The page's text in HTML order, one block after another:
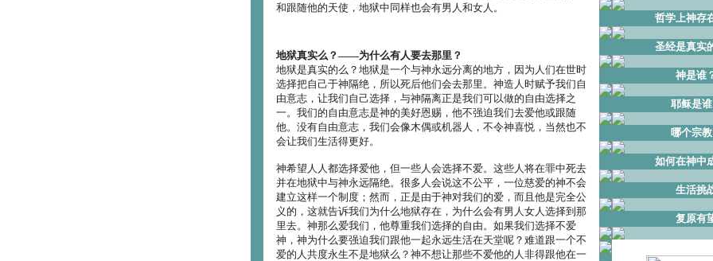
和跟随他的天使，地狱中同样也会有男人和女人。
地狱真实么？――为什么有人要去那里？
地狱是真实的么？地狱是一个与神永远分离的地方，因为人们在世时
选择把自己于神隔绝，所以死后他们会去那里。神造人时赋予我们自
由意志，让我们自己选择，与神隔离正是我们可以做的自由选择之
一。我们的自由意志是神的美好恩赐，他不强迫我们去爱他或跟随
他。没有自由意志，我们会像木偶或机器人，不令神喜悦，当然也不
会让我们生活得更好。
神希望人人都选择爱他，但一些人会选择不爱。这些人将在罪中死去
并在地狱中与神永远隔绝。很多人会说这不公平，一位慈爱的神不会
建立这样一个制度；然而，正是由于神对我们的爱，而且他是完全公
义的，这就告诉我们为什么地狱存在，为什么会有男人女人选择到那
里去。神那么爱我们，他尊重我们选择的自由。如果我们选择不爱
神，神为什么要强迫我们跟他一起永远生活在天堂呢？难道跟一个不
爱的人共度永生不是地狱么？神不想让那些不爱他的人非得跟他在一
哲学上神存
圣经是真实
神是谁
耶稣是
哪个宗
如何在神中
生活挑
复原有